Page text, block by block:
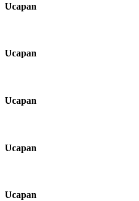
Ucapan
Ucapan
Ucapan
Ucapan
Ucapan